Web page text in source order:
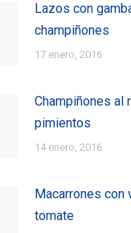
Lazos con
champiñones
17 enero, 2016
Champiñones al
pimientos
14 enero, 2016
Macarrones con
tomate